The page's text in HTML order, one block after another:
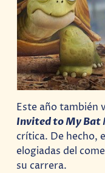
Este año también
Invited to My Bat
crítica. De hecho,
elogiadas del
su carrera.